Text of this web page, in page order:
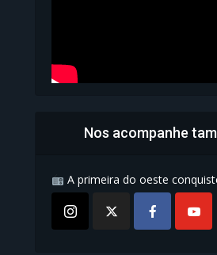
Nos acompanhe
A primeira do oeste